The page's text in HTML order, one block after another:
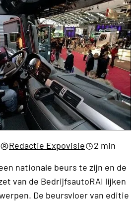
Redactie Expovisie
2 min
nationale beurs te zijn en de
van de BedrijfsautoRAI lijken
De beursvloer van editie